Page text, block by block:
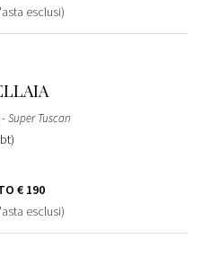
esclusi)
Super Tuscan
€ 190
esclusi)